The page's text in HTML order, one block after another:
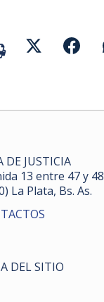
DE JUSTICIA
13 entre 47 y 48
La Plata, Bs. As.
DEL SITIO